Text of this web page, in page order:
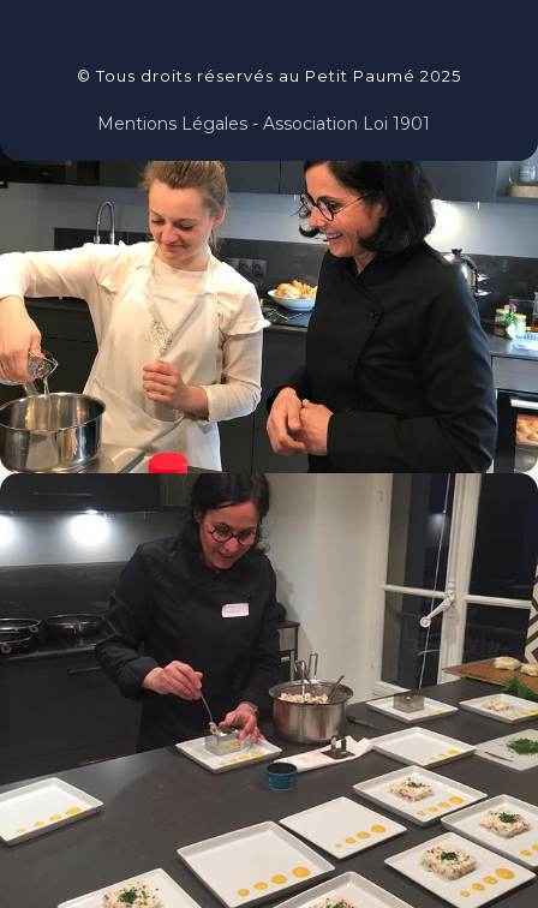
© Tous droits réservés au Petit Paumé 2025
Mentions Légales - Association Loi 1901